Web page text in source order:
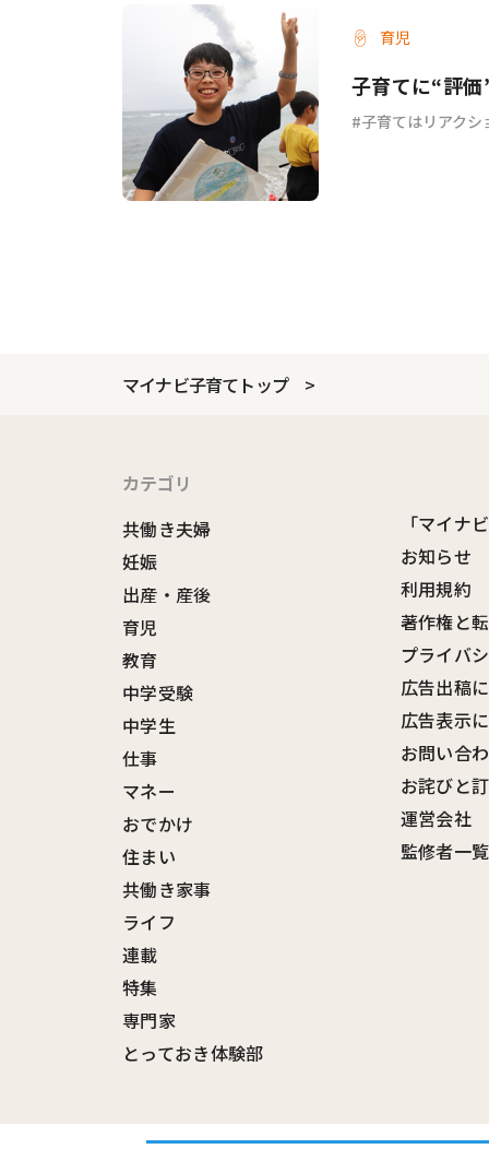
育児
子育てに“評
子育てはリアクシ
マイナビ子育てトップ
カテゴリ
共働き夫婦
妊娠
出産・産後
育児
教育
中学受験
中学生
仕事
マネー
おでかけ
住まい
共働き家事
ライフ
連載
特集
専門家
とっておき体験部
「マイナ
お知らせ
利用規約
著作権と
プライバ
広告出稿
広告表示
お問い合
お詫びと
運営会社
監修者一覧